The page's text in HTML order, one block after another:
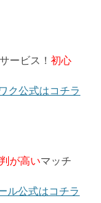
ービス！ 初心
ク公式はコチラ
が高いマッチ
ル公式はコチラ